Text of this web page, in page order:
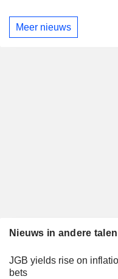
Meer nieuws
Nieuws in andere
JGB yields rise on
bets